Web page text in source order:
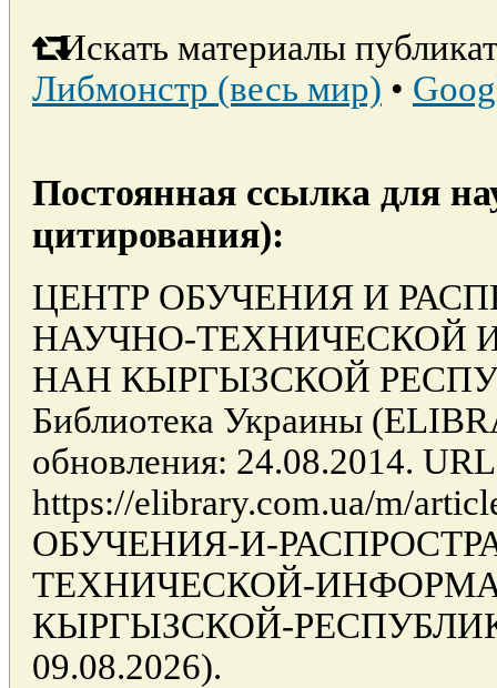
Искать материалы
Либмонстр (весь мир) •
Постоянная ссылка для
цитирования):
ЦЕНТР ОБУЧЕНИЯ И
НАУЧНО-ТЕХНИЧЕСКОЙ
НАН КЫРГЫЗСКОЙ
Библиотека Украины
обновления: 24.08.2014.
https://elibrary.com.ua/m/
ОБУЧЕНИЯ-И-
ТЕХНИЧЕСКОЙ-
КЫРГЫЗСКОЙ-
09.08.2026).